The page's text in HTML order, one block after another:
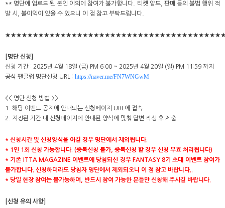
** 명단에 업로드 된 본인 이외에 참여가 불가합니다. 티켓 양도, 판매 등의 불법 행위 적
발 시, 불이익이 있을 수 있으니 이 점 참고 부탁드립니다.
[명단 신청]
신청 기간 : 2025년 4월 18일 (금) PM 6:00 ~ 2025년 4월 20일 (일) PM 11:59 까지
공식 팬클럽 명단신청 URL : https://naver.me/FN7WNGwM
<< 명단 신청 방법 >>
1. 해당 이벤트 공지에 안내되는 신청페이지 URL에 접속
2. 지정된 기간 내 신청페이지에 안내된 양식에 맞춰 답변 작성 후 제출
* 신청시간 및 신청양식을 어길 경우 명단에서 제외됩니다.
* 1 인 1회 신청 가능합니다. (중복신청 불가, 중복신청 할 경우 신청 무효 처리됩니다)
* 기존 ITTA MAGAZINE 이벤트에 당첨되신 경우 FANTASY 8기 초대 이벤트 참여가
불가합니다. 신청하더라도 당첨자 명단에서 제외되오니 이 점 참고 바랍니다..
* 당일 현장 참여는 불가능하며, 반드시 참여 가능한 분들만 신청해 주시길 바랍니다.
[신청 유의 사항]